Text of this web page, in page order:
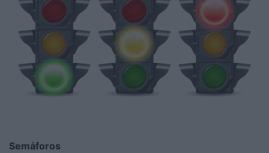
Semáforos